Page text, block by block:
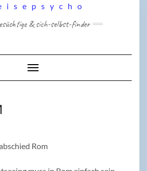
& sich-selbst-finder
Toggle Navigation